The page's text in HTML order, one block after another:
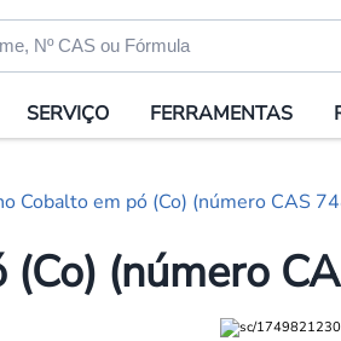
SERVIÇO FERRAMENTAS
Cobalto em pó (Co) (número CAS
(número